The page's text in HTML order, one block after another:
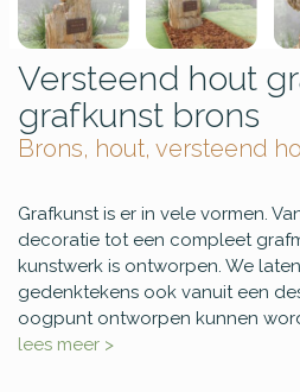
Versteend hout
grafkunst brons
Brons, hout, versteend
Grafkunst is er in vele vormen.
decoratie tot een compleet
kunstwerk is ontworpen. We
gedenktekens ook vanuit een
oogpunt ontworpen kunnen
lees meer >